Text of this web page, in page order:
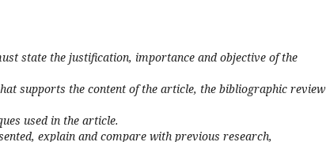
state the justification, importance and objective of the
supports the content of the article, the bibliographic review
used in the article.
explain and compare with previous research,